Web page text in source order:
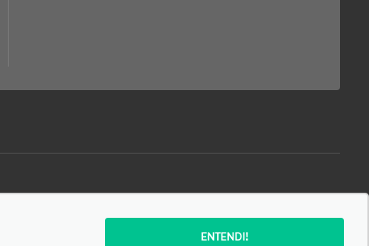
ENTENDI!